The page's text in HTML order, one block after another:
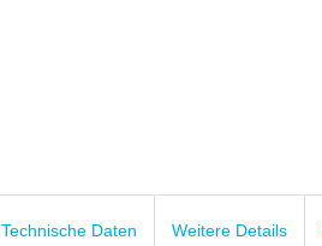
Technische Daten Weitere Details